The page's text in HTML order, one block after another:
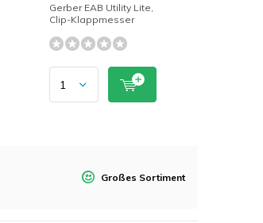
Gerber EAB Utility Lite,
Clip-Klappmesser
Großes Sortiment